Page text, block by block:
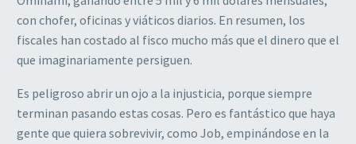
con chofer, oficinas y viáticos diarios. En resumen, los
fiscales han costado al fisco mucho más que el dinero que el
que imaginariamente persiguen.
Es peligroso abrir un ojo a la injusticia, porque siempre
terminan pasando estas cosas. Pero es fantástico que haya
gente que quiera sobrevivir, como Job, empinándose en la